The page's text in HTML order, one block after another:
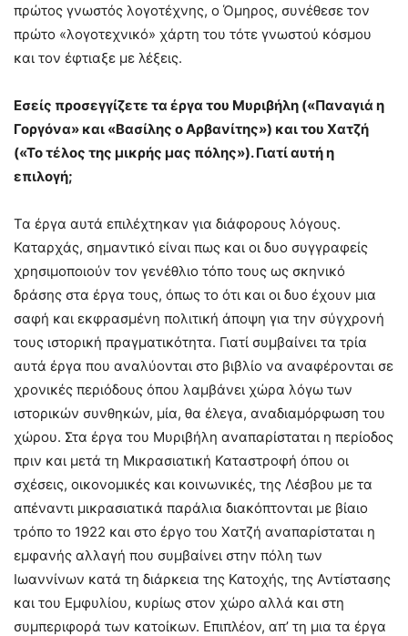
πρώτος γνωστός λογοτέχνης, ο Όμηρος, συνέθεσε τον
πρώτο «λογοτεχνικό» χάρτη του τότε γνωστού κόσμου
και τον έφτιαξε με λέξεις.
Εσείς προσεγγίζετε τα έργα του Μυριβήλη («Παναγιά η
Γοργόνα» και «Βασίλης ο Αρβανίτης») και του Χατζή
(«Το τέλος της μικρής μας πόλης»). Γιατί αυτή η
επιλογή;
Τα έργα αυτά επιλέχτηκαν για διάφορους λόγους.
Καταρχάς, σημαντικό είναι πως και οι δυο συγγραφείς
χρησιμοποιούν τον γενέθλιο τόπο τους ως σκηνικό
δράσης στα έργα τους, όπως το ότι και οι δυο έχουν μια
σαφή και εκφρασμένη πολιτική άποψη για την σύγχρονή
τους ιστορική πραγματικότητα. Γιατί συμβαίνει τα τρία
αυτά έργα που αναλύονται στο βιβλίο να αναφέρονται σε
χρονικές περιόδους όπου λαμβάνει χώρα λόγω των
ιστορικών συνθηκών, μία, θα έλεγα, αναδιαμόρφωση του
χώρου. Στα έργα του Μυριβήλη αναπαρίσταται η περίοδος
πριν και μετά τη Μικρασιατική Καταστροφή όπου οι
σχέσεις, οικονομικές και κοινωνικές, της Λέσβου με τα
απέναντι μικρασιατικά παράλια διακόπτονται με βίαιο
τρόπο το 1922 και στο έργο του Χατζή αναπαρίσταται η
εμφανής αλλαγή που συμβαίνει στην πόλη των
Ιωαννίνων κατά τη διάρκεια της Κατοχής, της Αντίστασης
και του Εμφυλίου, κυρίως στον χώρο αλλά και στη
συμπεριφορά των κατοίκων. Επιπλέον, απ’ τη μια τα έργα